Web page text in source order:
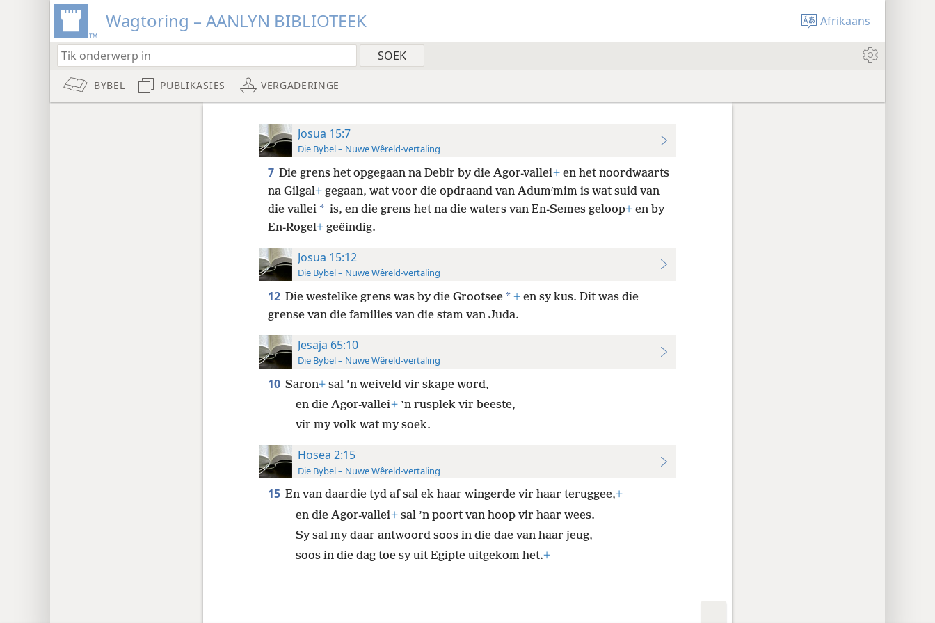
Wagtoring – AANLYN BIBLIOTEEK Afrikaans
BYBEL PUBLIKASIES VERGADERINGE
Josua 15:7
Die Bybel – Nuwe Wêreld-vertaling
7 Die grens het opgegaan na Debir by die Agor-vallei+en het noordwaarts
na Gilgal+gegaan, wat voor die opdraand van Adumʹmim is wat suid van
die vallei * is, en die grens het na die waters van En-Semes geloop+en by
En-Rogel+geëindig.
Josua 15:12
Die Bybel – Nuwe Wêreld-vertaling
12 Die westelike grens was by die Grootsee * +en sy kus. Dit was die
grense van die families van die stam van Juda.
Jesaja 65:10
Die Bybel – Nuwe Wêreld-vertaling
10 Saron+sal ’n weiveld vir skape word,
en die Agor-vallei+’n rusplek vir beeste,
vir my volk wat my soek.
Hosea 2:15
Die Bybel – Nuwe Wêreld-vertaling
15 En van daardie tyd af sal ek haar wingerde vir haar teruggee,+
en die Agor-vallei+sal ’n poort van hoop vir haar wees.
Sy sal my daar antwoord soos in die dae van haar jeug,
soos in die dag toe sy uit Egipte uitgekom het.+